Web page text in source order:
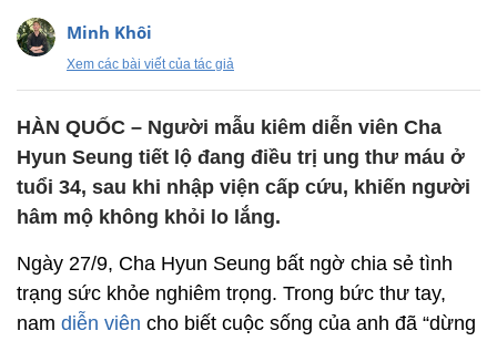
Minh Khôi
Xem các bài viết của tác giả
HÀN QUỐC – Người mẫu kiêm diễn viên Cha
Hyun Seung tiết lộ đang điều trị ung thư máu ở
tuổi 34, sau khi nhập viện cấp cứu, khiến người
hâm mộ không khỏi lo lắng.
Ngày 27/9, Cha Hyun Seung bất ngờ chia sẻ tình
trạng sức khỏe nghiêm trọng. Trong bức thư tay,
nam diễn viên cho biết cuộc sống của anh đã “dừng